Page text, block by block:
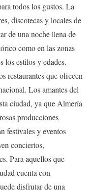
todos los gustos. La
discotecas y locales de
de una noche llena de
como en las zonas
los estilos y edades.
restaurantes que ofrecen
Los amantes del
ciudad, ya que Almería
producciones
festivales y eventos
conciertos,
Para aquellos que
cuenta con
disfrutar de una